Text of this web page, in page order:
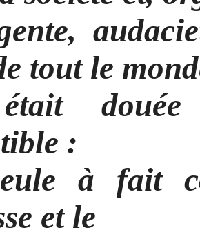
tout le
douée
:
à fait
et le